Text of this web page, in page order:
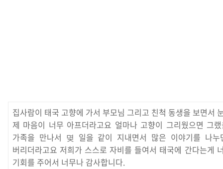
집사람이 태국 고향에 가서 부모님 그리고 친척 동생을 보면서
제 마음이 너무 아프더라고요 얼마나 고향이 그리웠으면 그
가족을 만나서 몆 일을 같이 지내면서 많은 이야기를 나
버리더라고요 저희가 스스로 자비를 들여서 태국에 간다는게
기회를 주어서 너무나 감사합니다.